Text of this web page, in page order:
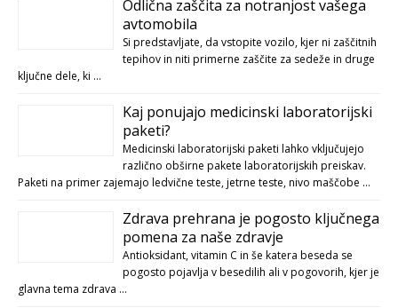
Odlična zaščita za notranjost vašega
avtomobila
Si predstavljate, da vstopite vozilo, kjer ni zaščitnih
tepihov in niti primerne zaščite za sedeže in druge
ključne dele, ki …
Kaj ponujajo medicinski laboratorijski
paketi?
Medicinski laboratorijski paketi lahko vključujejo
različno obširne pakete laboratorijskih preiskav.
Paketi na primer zajemajo ledvične teste, jetrne teste, nivo maščobe …
Zdrava prehrana je pogosto ključnega
pomena za naše zdravje
Antioksidant, vitamin C in še katera beseda se
pogosto pojavlja v besedilih ali v pogovorih, kjer je
glavna tema zdrava …